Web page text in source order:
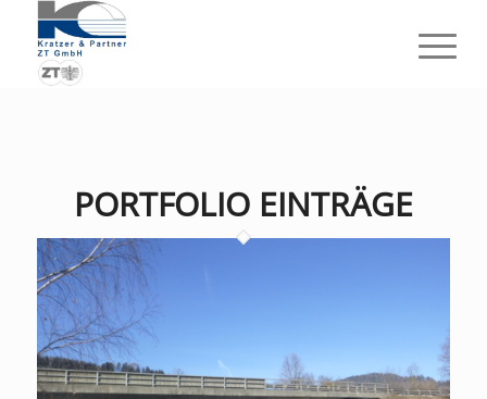
PORTFOLIO EINTRÄGE